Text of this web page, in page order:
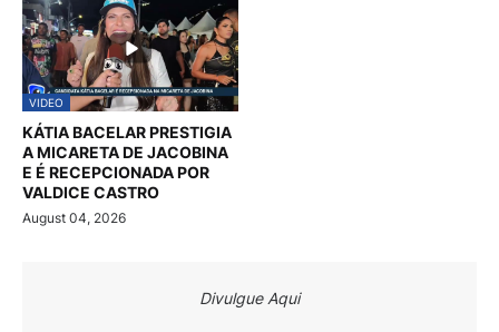
VIDEO
KÁTIA BACELAR PRESTIGIA
A MICARETA DE JACOBINA
E É RECEPCIONADA POR
VALDICE CASTRO
August 04, 2026
Divulgue Aqui